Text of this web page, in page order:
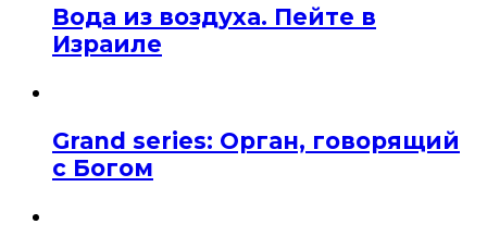
Вода из воздуха. Пейте в
Израиле
Grand series: Орган, говорящий
с Богом